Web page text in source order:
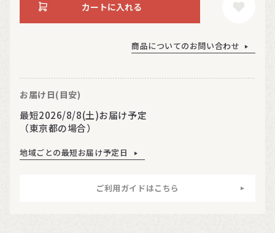
カートに入れる
商品についてのお問い合わせ
お届け日(目安)
最短2026/8/8(土)お届け予定
（東京都の場合）
地域ごとの最短お届け予定日
ご利用ガイドはこちら